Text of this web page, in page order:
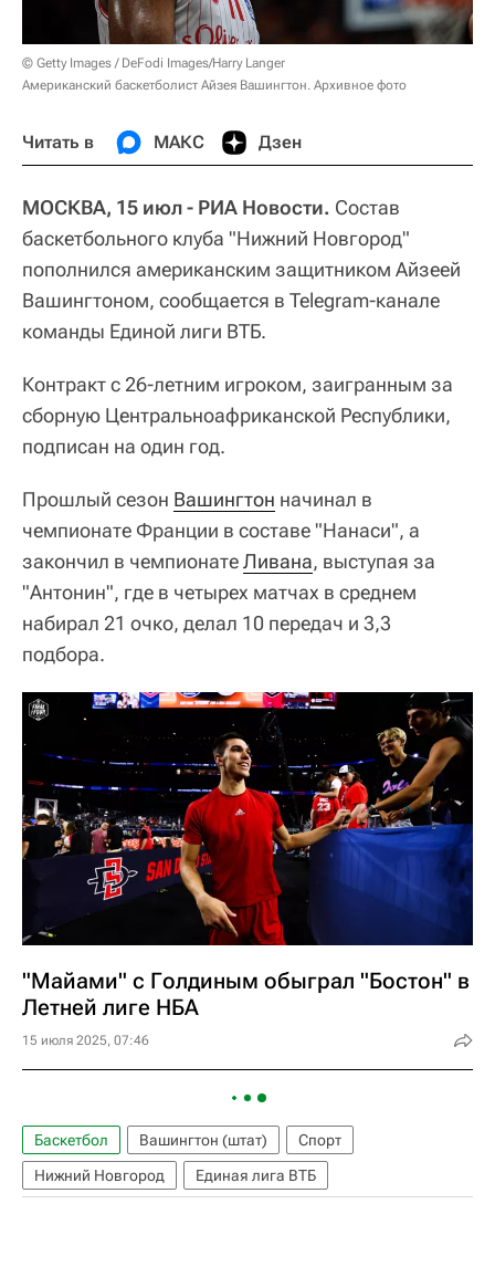
© Getty Images / DeFodi Images/Harry Langer
Американский баскетболист Айзея Вашингтон. Архивное фото
Читать в МАКС Дзен
МОСКВА, 15 июл - РИА Новости. Состав
баскетбольного клуба "Нижний Новгород"
пополнился американским защитником Айзеей
Вашингтоном, сообщается в Telegram-канале
команды Единой лиги ВТБ.
Контракт с 26-летним игроком, заигранным за
сборную Центральноафриканской Республики,
подписан на один год.
Прошлый сезон Вашингтон начинал в
чемпионате Франции в составе "Нанаси", а
закончил в чемпионатеЛивана, выступая за
"Антонин", где в четырех матчах в среднем
набирал 21 очко, делал 10 передач и 3,3
подбора.
"Майами" с Голдиным обыграл "Бостон" в
Летней лиге НБА
15 июля 2025, 07:46
Баскетбол Вашингтон (штат)
Спорт
Нижний Новгород
Единая лига ВТБ